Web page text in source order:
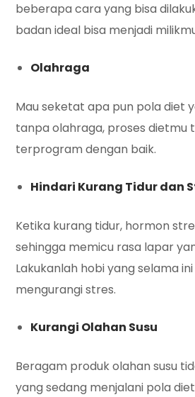
beberapa cara yang bisa
badan ideal bisa menjadi
Olahraga
Mau seketat apa pun pola diet
tanpa olahraga, proses dietmu
terprogram dengan baik.
Hindari Kurang Tidur dan
Ketika kurang tidur, hormon
sehingga memicu rasa lapar
Lakukanlah hobi yang selama
mengurangi stres.
Kurangi Olahan Susu
Beragam produk olahan susu
yang sedang menjalani pola